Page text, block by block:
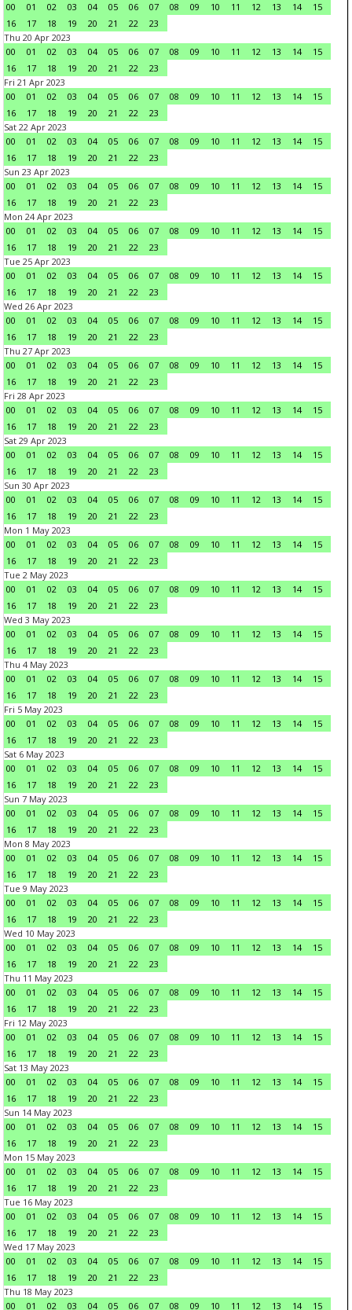
00
01 02 03 04 05 06 07 08 09 10 11 12 13 14
15
16
17 18 19 20 21 22
23
Thu 20 Apr 2023
00
01 02 03 04 05 06 07 08 09 10 11 12 13 14
15
16
17 18 19 20 21 22
23
Fri 21 Apr 2023
00
01 02 03 04 05 06 07 08 09 10 11 12 13 14
15
16
17 18 19 20 21 22
23
Sat 22 Apr 2023
00
01 02 03 04 05 06 07 08 09 10 11 12 13 14
15
16
17 18 19 20 21 22
23
Sun 23 Apr 2023
00
01 02 03 04 05 06 07 08 09 10 11 12 13 14
15
16
17 18 19 20 21 22
23
Mon 24 Apr 2023
00
01 02 03 04 05 06 07 08 09 10 11 12 13 14
15
16
17 18 19 20 21 22
23
Tue 25 Apr 2023
00
01 02 03 04 05 06 07 08 09 10 11 12 13 14
15
16
17 18 19 20 21 22
23
Wed 26 Apr 2023
00
01 02 03 04 05 06 07 08 09 10 11 12 13 14
15
16
17 18 19 20 21 22
23
Thu 27 Apr 2023
00
01 02 03 04 05 06 07 08 09 10 11 12 13 14
15
16
17 18 19 20 21 22
23
Fri 28 Apr 2023
00
01 02 03 04 05 06 07 08 09 10 11 12 13 14
15
16
17 18 19 20 21 22
23
Sat 29 Apr 2023
00
01 02 03 04 05 06 07 08 09 10 11 12 13 14
15
16
17 18 19 20 21 22
23
Sun 30 Apr 2023
00
01 02 03 04 05 06 07 08 09 10 11 12 13 14
15
16
17 18 19 20 21 22
23
Mon 1 May 2023
00
01 02 03 04 05 06 07 08 09 10 11 12 13 14
15
16
17 18 19 20 21 22
23
Tue 2 May 2023
00
01 02 03 04 05 06 07 08 09 10 11 12 13 14
15
16
17 18 19 20 21 22
23
Wed 3 May 2023
00
01 02 03 04 05 06 07 08 09 10 11 12 13 14
15
16
17 18 19 20 21 22
23
Thu 4 May 2023
00
01 02 03 04 05 06 07 08 09 10 11 12 13 14
15
16
17 18 19 20 21 22
23
Fri 5 May 2023
00
01 02 03 04 05 06 07 08 09 10 11 12 13 14
15
16
17 18 19 20 21 22
23
Sat 6 May 2023
00
01 02 03 04 05 06 07 08 09 10 11 12 13 14
15
16
17 18 19 20 21 22
23
Sun 7 May 2023
00
01 02 03 04 05 06 07 08 09 10 11 12 13 14
15
16
17 18 19 20 21 22
23
Mon 8 May 2023
00
01 02 03 04 05 06 07 08 09 10 11 12 13 14
15
16
17 18 19 20 21 22
23
Tue 9 May 2023
00
01 02 03 04 05 06 07 08 09 10 11 12 13 14
15
16
17 18 19 20 21 22
23
Wed 10 May 2023
00
01 02 03 04 05 06 07 08 09 10 11 12 13 14
15
16
17 18 19 20 21 22
23
Thu 11 May 2023
00
01 02 03 04 05 06 07 08 09 10 11 12 13 14
15
16
17 18 19 20 21 22
23
Fri 12 May 2023
00
01 02 03 04 05 06 07 08 09 10 11 12 13 14
15
16
17 18 19 20 21 22
23
Sat 13 May 2023
00
01 02 03 04 05 06 07 08 09 10 11 12 13 14
15
16
17 18 19 20 21 22
23
Sun 14 May 2023
00
01 02 03 04 05 06 07 08 09 10 11 12 13 14
15
16
17 18 19 20 21 22
23
Mon 15 May 2023
00
01 02 03 04 05 06 07 08 09 10 11 12 13 14
15
16
17 18 19 20 21 22
23
Tue 16 May 2023
00
01 02 03 04 05 06 07 08 09 10 11 12 13 14
15
16
17 18 19 20 21 22
23
Wed 17 May 2023
00
01 02 03 04 05 06 07 08 09 10 11 12 13 14
15
16
17 18 19 20 21 22
23
Thu 18 May 2023
00
01 02 03 04 05 06 07 08 09 10 11 12 13 14 15